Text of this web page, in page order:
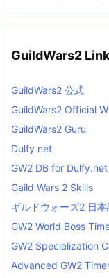
GuildWars2
GuildWars2 公式
GuildWars2 Official
GuildWars2 Guru
Dulfy net
GW2 DB for Dulfy.net
Gaild Wars 2 Skills
ギルドウォーズ2 日
GW2 World Boss
GW2 Specialization
Advanced GW2